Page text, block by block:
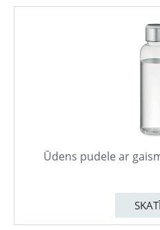
Ūdens pudele ar